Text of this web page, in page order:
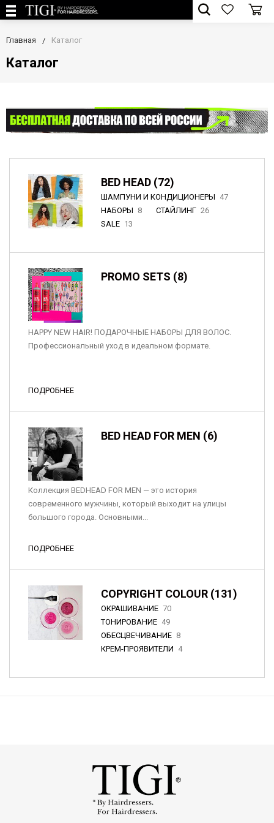
Главная Каталог
Каталог
BED HEAD (72)
ШАМПУНИ И КОНДИЦИОНЕРЫ 47
НАБОРЫ 8 СТАЙЛИНГ 26
SALE 13
PROMO SETS (8)
HAPPY NEW HAIR! ПОДАРОЧНЫЕ НАБОРЫ ДЛЯ ВОЛОС.
Профессиональный уход в идеальном формате.
ПОДРОБНЕЕ
BED HEAD FOR MEN (6)
Коллекция BEDHEAD FOR MEN — это история
современного мужчины, который выходит на улицы
большого города. Основными...
ПОДРОБНЕЕ
COPYRIGHT COLOUR (131)
ОКРАШИВАНИЕ 70
ТОНИРОВАНИЕ 49
ОБЕСЦВЕЧИВАНИЕ 8
КРЕМ-ПРОЯВИТЕЛИ 4